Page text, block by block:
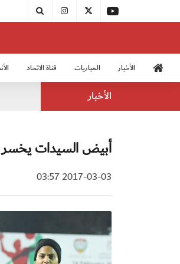
الأخبار المباريات قناة الاتحاد
الأخبار
أبيض السيدات يخسر
2017-03-03 03:57